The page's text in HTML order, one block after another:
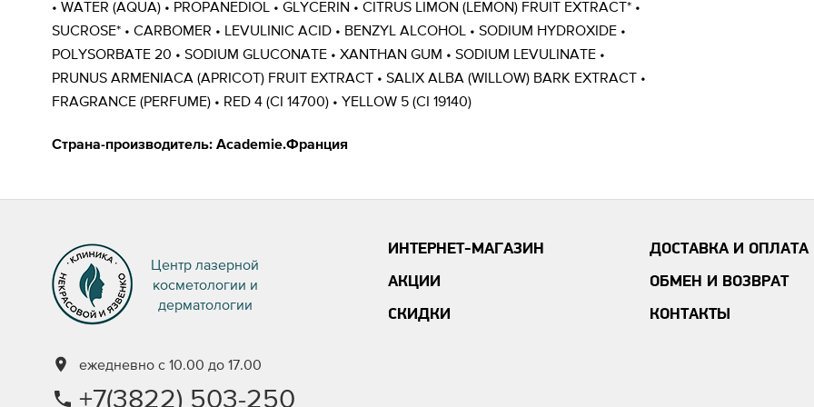
• WATER (AQUA) • PROPANEDIOL • GLYCERIN • CITRUS LIMON (LEMON) FRUIT EXTRACT* •
SUCROSE* • CARBOMER • LEVULINIC ACID • BENZYL ALCOHOL • SODIUM HYDROXIDE •
POLYSORBATE 20 • SODIUM GLUCONATE • XANTHAN GUM • SODIUM LEVULINATE •
PRUNUS ARMENIACA (APRICOT) FRUIT EXTRACT • SALIX ALBA (WILLOW) BARK EXTRACT •
FRAGRANCE (PERFUME) • RED 4 (CI 14700) • YELLOW 5 (CI 19140)
Страна-производитель: Academie.Франция
Центр лазерной
косметологии и
дерматологии
ежедневно с 10.00 до 17.00
+7(3822) 503-250
ИНТЕРНЕТ-МАГАЗИН
АКЦИИ
СКИДКИ
ДОСТАВКА И ОПЛАТА
ОБМЕН И ВОЗВРАТ
КОНТАКТЫ